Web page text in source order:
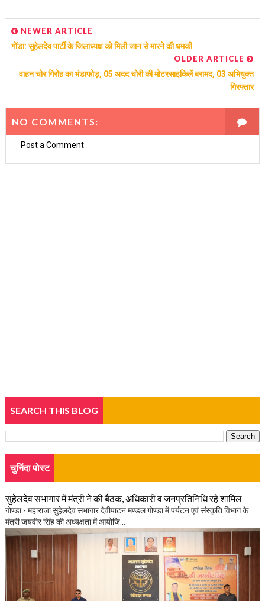
NEWER ARTICLE
गोंडा: सुहेलदेव पार्टी के जिलाध्यक्ष को मिली जान से मारने की धमकी
OLDER ARTICLE
वाहन चोर गिरोह का भंडाफोड़, 05 अदद चोरी की मोटरसाइकिलें बरामद, 03 अभियुक्त
गिरफ्तार
NO COMMENTS:
Post a Comment
SEARCH THIS BLOG
चुनिंदा पोस्ट
सुहेलदेव सभागार में मंत्री ने की बैठक, अधिकारी व जनप्रतिनिधि रहे शामिल
गोण्डा - महाराजा सुहेलदेव सभागार देवीपाटन मण्डल गोण्डा में पर्यटन एवं संस्कृति विभाग के
मंत्री जयवीर सिंह की अध्यक्षता में आयोजि...